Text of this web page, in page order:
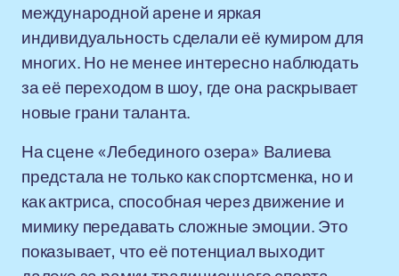
международной арене и яркая
индивидуальность сделали её кумиром для
многих. Но не менее интересно наблюдать
за её переходом в шоу, где она раскрывает
новые грани таланта.
На сцене «Лебединого озера» Валиева
предстала не только как спортсменка, но и
как актриса, способная через движение и
мимику передавать сложные эмоции. Это
показывает, что её потенциал выходит